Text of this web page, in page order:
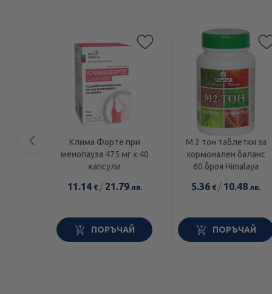
Клима Форте при
менопауза 475 мг х 40
капсули
11.14€ / 21.79лв.
ПОРЪЧАЙ
М 2 тон таблетки за
хормонален баланс
60 броя Himalaya
5.36 € / 10.48 лв.
ПОРЪЧАЙ
Предишен
елемент